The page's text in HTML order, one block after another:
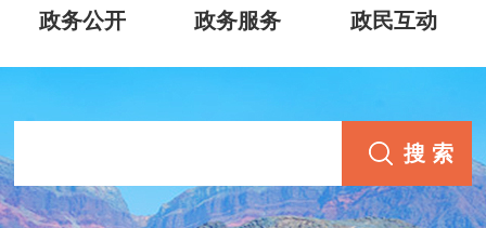
政务公开 政务服务 政民互动